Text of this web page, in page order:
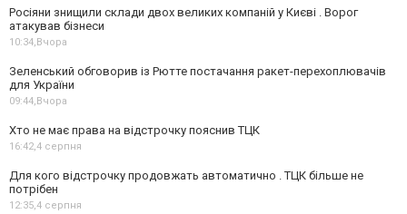
Росіяни знищили склади двох великих компаній у Києві . Ворог
атакував бізнеси
10:34,Вчора
Зеленський обговорив із Рютте постачання ракет-перехоплювачів
для України
09:44,Вчора
Хто не має права на відстрочку пояснив ТЦК
16:42,4 серпня
Для кого відстрочку продовжать автоматично . ТЦК більше не
потрібен
12:35,4 серпня